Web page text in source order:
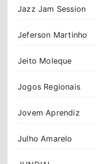
Jazz Jam Session
Jeferson Martinho
Jeito Moleque
Jogos Regionais
Jovem Aprendiz
Julho Amarelo